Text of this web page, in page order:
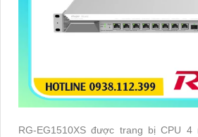
RG-EG1510XS được trang bị CPU 4